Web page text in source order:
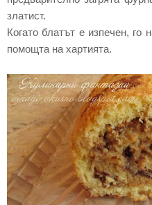
златист.
Когато блатът е изпечен,
помощта на хартията.